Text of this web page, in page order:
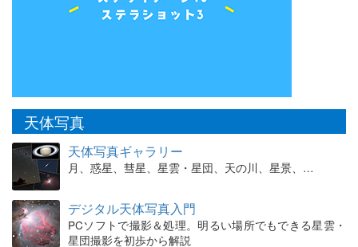
天体写真
天体写真ギャラリー
月、惑星、彗星、星雲・星団、天の川、星景、…
デジタル天体写真入門
PCソフトで撮影＆処理。明るい場所でもできる星雲・
星団撮影を初歩から解説